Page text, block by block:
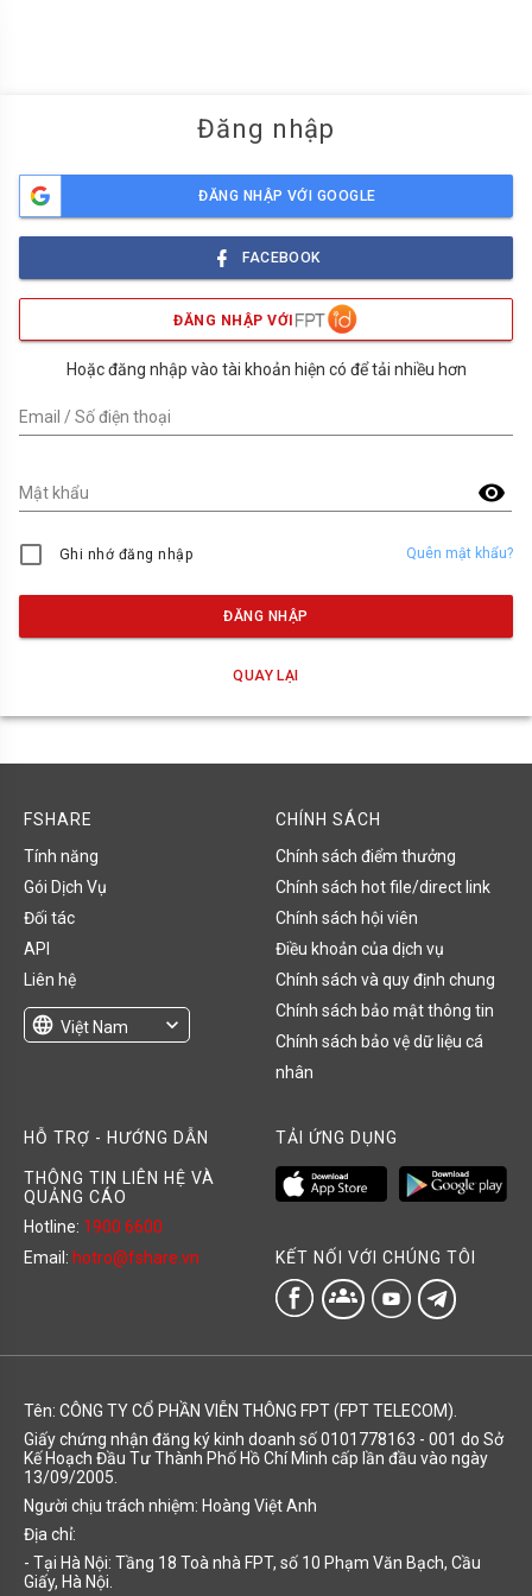
Đăng nhập
ĐĂNG NHẬP VỚI GOOGLE
FACEBOOK
ĐĂNG NHẬP VỚI
Hoặc đăng nhập vào tài khoản hiện có để tải nhiều hơn
Email / Số điện thoại
visibility
Mật khẩu
Ghi nhớ đăng nhập Quên mật khẩu?
ĐĂNG NHẬP
QUAY LẠI
FSHARE
Tính năng
Gói Dịch Vụ
Đối tác
API
Liên hệ
language Việt Nam
expand_more
CHÍNH SÁCH
Chính sách điểm thưởng
Chính sách hot file/direct link
Chính sách hội viên
Điều khoản của dịch vụ
Chính sách và quy định chung
Chính sách bảo mật thông tin
Chính sách bảo vệ dữ liệu cá
nhân
HỖ TRỢ - HƯỚNG DẪN
THÔNG TIN LIÊN HỆ VÀ
QUẢNG CÁO
Hotline: 1900 6600
Email: hotro@fshare.vn
TẢI ỨNG DỤNG
KẾT NỐI VỚI CHÚNG TÔI
groups
Tên: CÔNG TY CỔ PHẦN VIỄN THÔNG FPT (FPT TELECOM).
Giấy chứng nhận đăng ký kinh doanh số 0101778163 - 001 do Sở
Kế Hoạch Đầu Tư Thành Phố Hồ Chí Minh cấp lần đầu vào ngày
13/09/2005.
Người chịu trách nhiệm: Hoàng Việt Anh
Địa chỉ:
- Tại Hà Nội: Tầng 18 Toà nhà FPT, số 10 Phạm Văn Bạch, Cầu
Giấy, Hà Nội.